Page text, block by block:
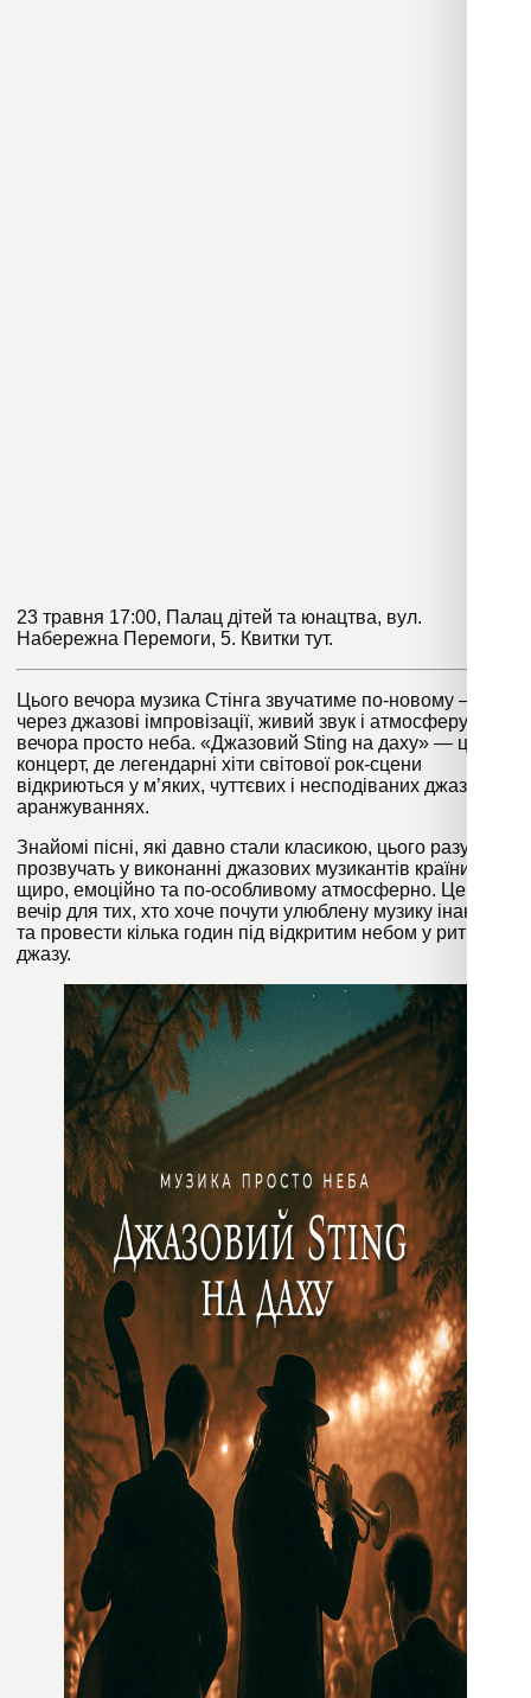
23 травня 17:00, Палац дітей та юнацтва, вул.
Набережна Перемоги, 5. Квитки тут.
Цього вечора музика Стінга звучатиме по-новому —
через джазові імпровізації, живий звук і атмосферу
вечора просто неба. «Джазовий Sting на даху» — це
концерт, де легендарні хіти світової рок-сцени
відкриються у м’яких, чуттєвих і несподіваних джазових
аранжуваннях.
Знайомі пісні, які давно стали класикою, цього разу
прозвучать у виконанні джазових музикантів країни —
щиро, емоційно та по-особливому атмосферно. Це
вечір для тих, хто хоче почути улюблену музику інакше
та провести кілька годин під відкритим небом у ритмі
джазу.